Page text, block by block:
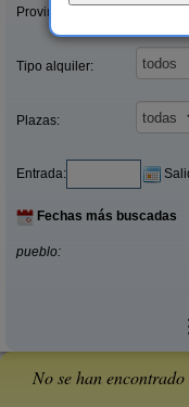
Provincias/Islas:
Tipo alquiler:
Plazas:
Entrada:
Fechas más buscadas
pueblo:
No se han